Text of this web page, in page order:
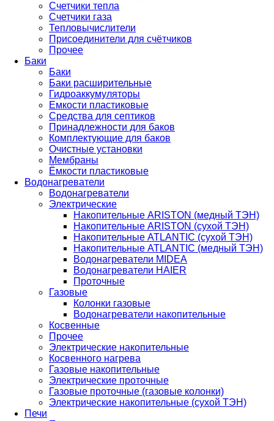
Счетчики тепла
Счетчики газа
Тепловычислители
Присоединители для счётчиков
Прочее
Баки
Баки
Баки расширительные
Гидроаккумуляторы
Емкости пластиковые
Средства для септиков
Принадлежности для баков
Комплектующие для баков
Очистные установки
Мембраны
Ёмкости пластиковые
Водонагреватели
Водонагреватели
Электрические
Накопительные ARISTON (медный ТЭН)
Накопительные ARISTON (сухой ТЭН)
Накопительные ATLANTIC (сухой ТЭН)
Накопительные ATLANTIC (медный ТЭН)
Водонагреватели MIDEA
Водонагреватели HAIER
Проточные
Газовые
Колонки газовые
Водонагреватели накопительные
Косвенные
Прочее
Электрические накопительные
Косвенного нагрева
Газовые накопительные
Электрические проточные
Газовые проточные (газовые колонки)
Электрические накопительные (сухой ТЭН)
Печи